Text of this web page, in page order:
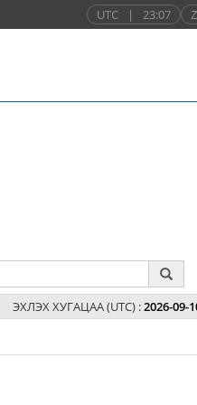
UTC | 23:07
ЭХЛЭХ ХУГАЦАА (UTC) :2026-09-